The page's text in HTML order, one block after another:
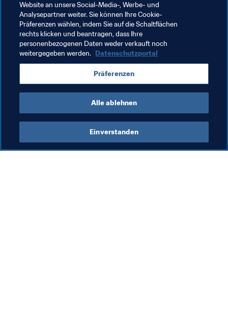
FIFA Fussball-Weltmeisterschaft™.
Verwandte Themen
FIFA Fussball-Weltmeisterschaft Katar 2022™
Qatar AFC
Website an unsere Social-Media-, Werbe- und
Analysepartner weiter. Sie können Ihre Cookie-
Präferenzen wählen, indem Sie auf die Schaltflächen
rechts klicken und beantragen, dass Ihre
personenbezogenen Daten weder verkauft noch
weitergegeben werden. Datenschutzportal
Präferenzen
Alle ablehnen
Einverstanden